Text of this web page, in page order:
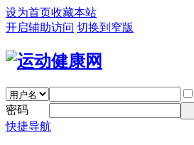
设为首页收藏本站
开启辅助访问 切换到窄版
密码
快捷导航